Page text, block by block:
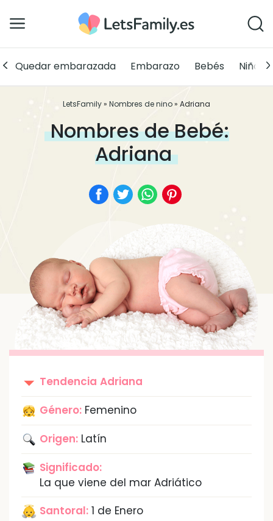
Quedar embarazada Embarazo Bebés Niños
LetsFamily» Nombres de nino» Adriana
Nombres de Bebé:
Adriana
Tendencia Adriana
Género: Femenino
Origen: Latín
Significado:
La que viene del mar Adriático
Santoral: 1 de Enero